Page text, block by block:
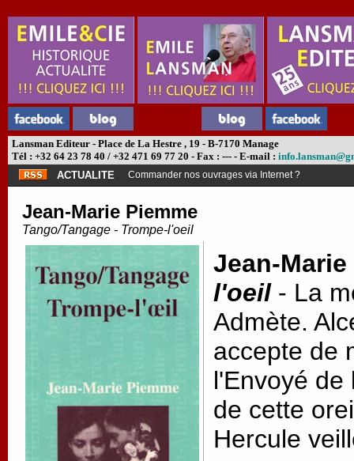
Lansman Editeur - Place de La Hestre , 19 - B-7170 Manage
Tél : +32 64 23 78 40 / +32 471 69 77 20 - Fax : --- - E-mail :
ACTUALITE
Commander nos ouvrages via Internet ?
Jean-Marie Piemme
Tango/Tangage - Trompe-l'oeil
Jean-
l'oeil- La
Admète.
accepte de
l'Envoyé de
de cette
Hercule